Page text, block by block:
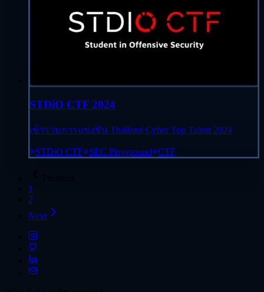
STDiO CTF 2024
เข้าร่วมการแข่งขัน Thailand Cyber Top Talent 2024
STDiO CTF SEC Playground CTF
1
2
Next